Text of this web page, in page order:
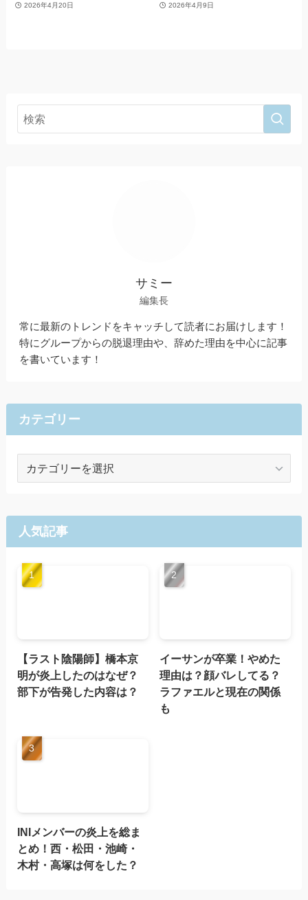
2026年4月20日 2026年4月9日
サミー
編集長
常に最新のトレンドをキャッチして読者にお届けします！
特にグループからの脱退理由や、辞めた理由を中心に記事
を書いています！
カテゴリー
リ
ー
人気記事
【ラスト陰陽師】橋本京
明が炎上したのはなぜ？
部下が告発した内容は？
イーサンが卒業！やめた
理由は？顔バレしてる？
ラファエルと現在の関係
も
INIメンバーの炎上を総ま
とめ！西・松田・池崎・
木村・高塚は何をした？